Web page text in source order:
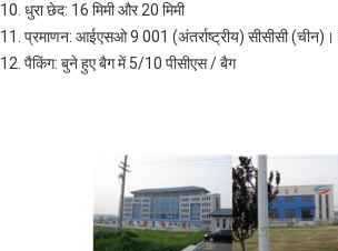
10. धुरा छेद: 16 मिमी और 20 मिमी
11. प्रमाणन: आईएसओ 9 001 (अंतर्राष्ट्रीय) सीसीसी
12. पैकिंग: बुने हुए बैग में 5/10 पीसीएस / बैग